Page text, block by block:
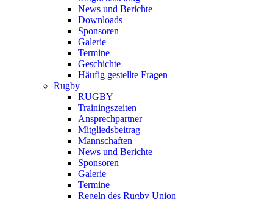
News und Berichte
Downloads
Sponsoren
Galerie
Termine
Geschichte
Häufig gestellte Fragen
Rugby
RUGBY
Trainingszeiten
Ansprechpartner
Mitgliedsbeitrag
Mannschaften
News und Berichte
Sponsoren
Galerie
Termine
Regeln des Rugby Union